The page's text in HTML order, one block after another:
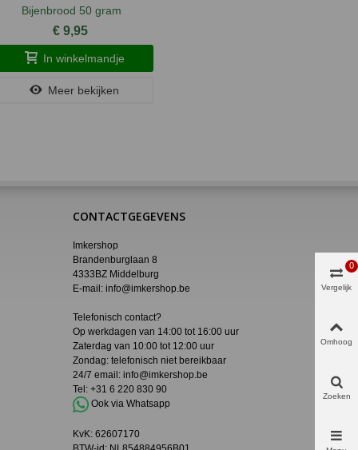
Bijenbrood 50 gram
€ 9,95
In winkelmandje
Meer bekijken
CONTACTGEGEVENS
Imkershop
Brandenburglaan 8
4333BZ Middelburg
E-mail: info@imkershop.be
Telefonisch contact?
Op werkdagen van 14:00 tot 16:00 uur
Zaterdag van 10:00 tot 12:00 uur
Zondag: telefonisch niet bereikbaar
24/7 email: info@imkershop.be
Tel: +31 6 220 830 90
Ook via Whatsapp
KvK: 62607170
Vergelijk
0
Omhoog
Zoeken